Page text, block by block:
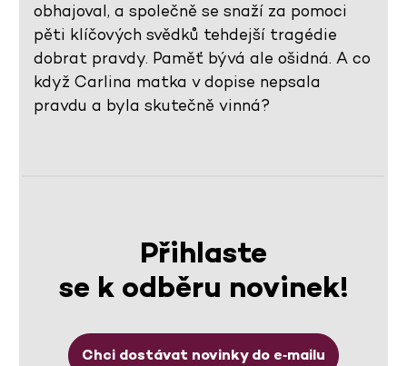
obhajoval, a společně se snaží za pomoci
pěti klíčových svědků tehdejší tragédie
dobrat pravdy. Paměť bývá ale ošidná. A co
když Carlina matka v dopise nepsala
pravdu a byla skutečně vinná?
Přihlaste
se k odběru novinek!
Chci dostávat novinky do e‑mailu